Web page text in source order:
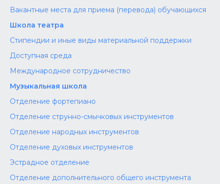
Вакантные места для приема (перевода) обучающихся
Школа театра
Стипендии и иные виды материальной поддержки
Доступная среда
Международное сотрудничество
Музыкальная школа
Отделение фортепиано
Отделение струнно-смычковых инструментов
Отделение народных инструментов
Отделение духовых инструментов
Эстрадное отделение
Отделение дополнительного общего инструмента